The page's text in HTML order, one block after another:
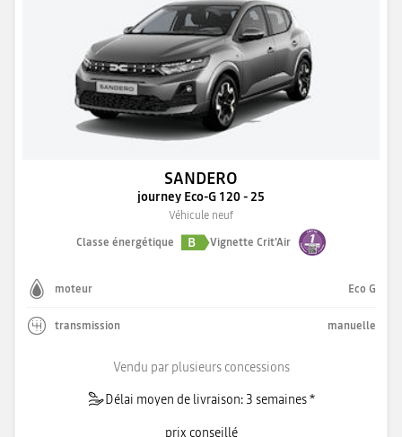
SANDERO
journey Eco-G 120 - 25
Véhicule neuf
Classe énergétique
B Vignette Crit'Air
moteur Eco G
transmission manuelle
Vendu par plusieurs concessions
Délai moyen de livraison: 3 semaines *
prix conseillé